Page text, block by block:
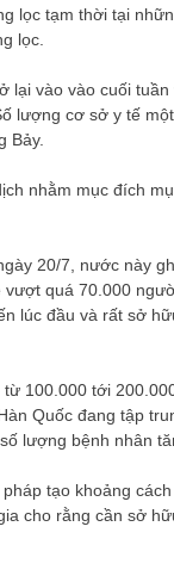
lọc tạm thời tại
lọc.
vào vào cuối
lượng cơ sở y tế
Bảy.
nhằm mục đích
20/7, nước này
quá 70.000
​​lúc đầu và rất sở
100.000 tới
Quốc đang tập
lượng bệnh nhân
tạo khoảng
cho rằng cần sở